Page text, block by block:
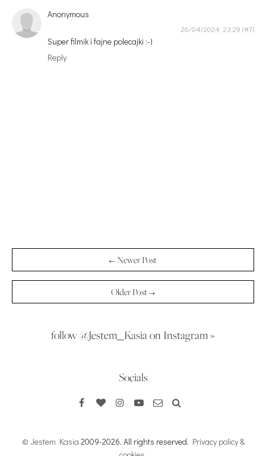
Anonymous
26/04/2024, 23:29
Super filmik i fajne polecajki :-)
Reply
← Newer Post
Older Post →
follow @Jestem_Kasia on Instagram »
Socials
© Jestem Kasia 2009-2026. All rights reserved. Privacy policy &